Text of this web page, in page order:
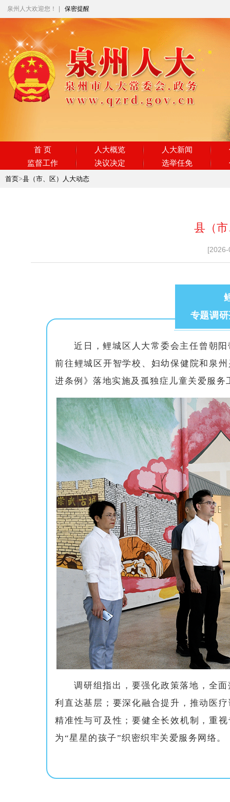
泉州人大欢迎您！ 保密提醒
首 页 人大概览 人大新闻
监督工作
决议决定 选举任免
首页>县（市、区）人大动态
县（
专题调
近日，鲤城区人大常委会主任曾朝
前往鲤城区开智学校、妇幼保健院和泉
进条例》落地实施及孤独症儿童关爱服
调研组指出，要强化政策落地，全
利直达基层；要深化融合提升，推动医
精准性与可及性；要健全长效机制，重
为“星星的孩子”织密织牢关爱服务网络。